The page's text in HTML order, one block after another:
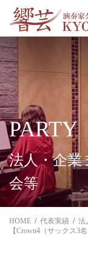
PARTY
法人・企業
会等
HOME 代表実績
法
【Crown4（サックス